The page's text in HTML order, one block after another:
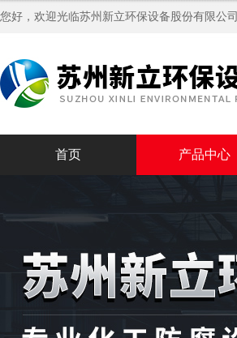
您好，欢迎光临苏州新立环保设备股份有限公司
首页 产品中心